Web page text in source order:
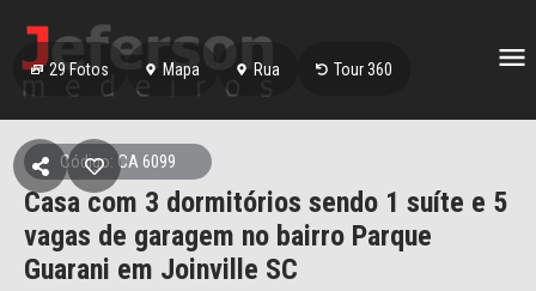
29 Fotos Mapa Rua Tour 360
Código: CA 6099
Casa com 3 dormitórios sendo 1 suíte e 5
vagas de garagem no bairro Parque
Guarani em Joinville SC